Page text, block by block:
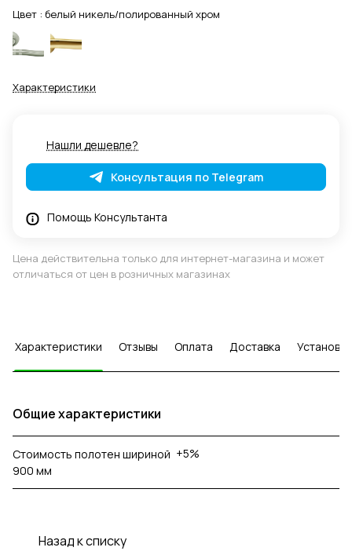
Цвет : белый никель/полированный хром
Характеристики
Нашли дешевле?
Консультация по Telegram
Помощь Консультанта
Цена действительна только для интернет-магазина и может
отличаться от цен в розничных магазинах
Характеристики Отзывы Оплата Доставка Установка
Общие характеристики
Стоимость полотен шириной
900 мм
+5%
Назад к списку